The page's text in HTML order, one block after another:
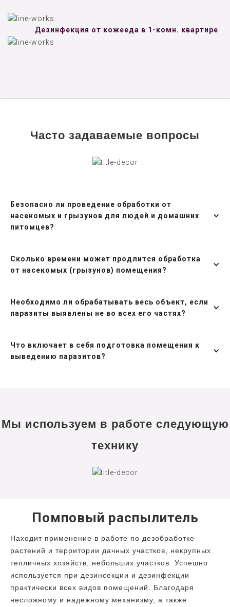
Дезинфекция от кожееда в 1-комн. квартире
Часто задаваемые вопросы
Безопасно ли проведение обработки от
насекомых и грызунов для людей и домашних
питомцев?
Сколько времени может продлится обработка
от насекомых (грызунов) помещения?
Необходимо ли обрабатывать весь объект, если
паразиты выявлены не во всех его частях?
Что включает в себя подготовка помещения к
выведению паразитов?
Мы используем в работе следующую
технику
Помповый распылитель
Находит применение в работе по дезобработке
растений и территории дачных участков, некрупных
тепличных хозяйств, небольших участков. Успешно
используется при дезинсекции и дезинфекции
практически всех видов помещений. Благодаря
несложному и надежному механизму, а также